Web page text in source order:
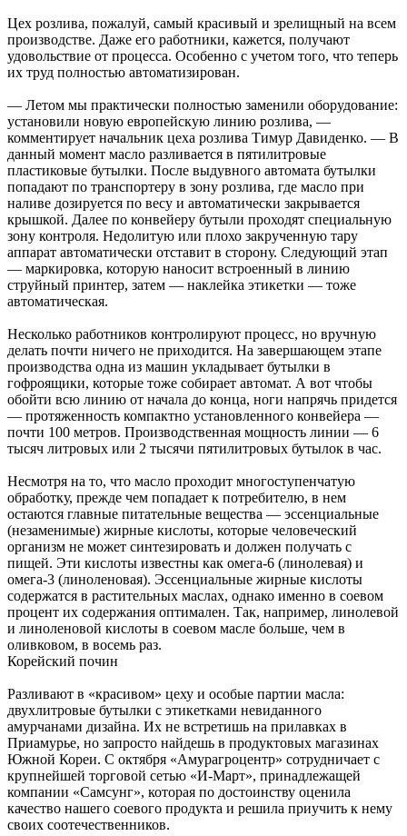
Цех розлива, пожалуй, самый красивый и зрелищный на всем
производстве. Даже его работники, кажется, получают
удовольствие от процесса. Особенно с учетом того, что теперь
их труд полностью автоматизирован.
— Летом мы практически полностью заменили оборудование:
установили новую европейскую линию розлива, —
комментирует начальник цеха розлива Тимур Давиденко. — В
данный момент масло разливается в пятилитровые
пластиковые бутылки. После выдувного автомата бутылки
попадают по транспортеру в зону розлива, где масло при
наливе дозируется по весу и автоматически закрывается
крышкой. Далее по конвейеру бутыли проходят специальную
зону контроля. Недолитую или плохо закрученную тару
аппарат автоматически отставит в сторону. Следующий этап
— маркировка, которую наносит встроенный в линию
струйный принтер, затем — наклейка этикетки — тоже
автоматическая.
Несколько работников контролируют процесс, но вручную
делать почти ничего не приходится. На завершающем этапе
производства одна из машин укладывает бутылки в
гофроящики, которые тоже собирает автомат. А вот чтобы
обойти всю линию от начала до конца, ноги напрячь придется
— протяженность компактно установленного конвейера —
почти 100 метров. Производственная мощность линии — 6
тысяч литровых или 2 тысячи пятилитровых бутылок в час.
Несмотря на то, что масло проходит многоступенчатую
обработку, прежде чем попадает к потребителю, в нем
остаются главные питательные вещества — эссенциальные
(незаменимые) жирные кислоты, которые человеческий
организм не может синтезировать и должен получать с
пищей. Эти кислоты известны как омега-6 (линолевая) и
омега-3 (линоленовая). Эссенциальные жирные кислоты
содержатся в растительных маслах, однако именно в соевом
процент их содержания оптимален. Так, например, линолевой
и линоленовой кислоты в соевом масле больше, чем в
оливковом, в восемь раз.
Корейский почин
Разливают в «красивом» цеху и особые партии масла:
двухлитровые бутылки с этикетками невиданного
амурчанами дизайна. Их не встретишь на прилавках в
Приамурье, но запросто найдешь в продуктовых магазинах
Южной Кореи. С октября «Амурагроцентр» сотрудничает с
крупнейшей торговой сетью «И-Март», принадлежащей
компании «Самсунг», которая по достоинству оценила
качество нашего соевого продукта и решила приучить к нему
своих соотечественников.